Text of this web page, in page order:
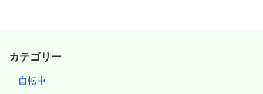
カテゴリー
自転車